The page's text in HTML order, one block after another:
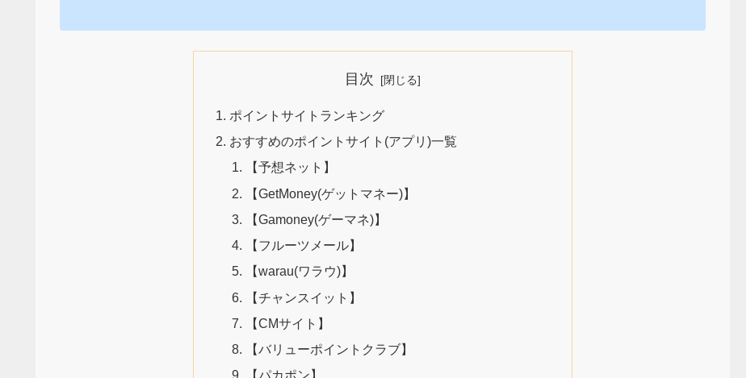
目次
ポイントサイトランキング
おすすめのポイントサイト(アプリ)一覧
【予想ネット】
【GetMoney(ゲットマネー)】
【Gamoney(ゲーマネ)】
【フルーツメール】
【warau(ワラウ)】
【チャンスイット】
【CMサイト】
【バリューポイントクラブ】
【パカポン】